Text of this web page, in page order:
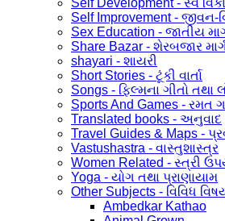
Self Development - સ્વ
Self Improvement - જીવન-
Sex Education - જાતીય
Share Bazar - શેરબજાર
shayari - શાયરી
Short Stories - ટૂંકી વાર્તા
Songs - ફિલ્મના ગીતો તથા
Sports And Games -
Translated books - અનુવાદ
Travel Guides & Maps -
Vastushastra - વાસ્તુશાસ્ત્ર
Women Related - સ્ત્રી
Yoga - યોગ તથા પ્રાણાયામ
Other Subjects - વિવિધ
Ambedkar Kathao